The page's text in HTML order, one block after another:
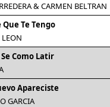
& CARMEN BELTRAN
Que Te Tengo
Se Como Latir
Apareciste
GARCIA